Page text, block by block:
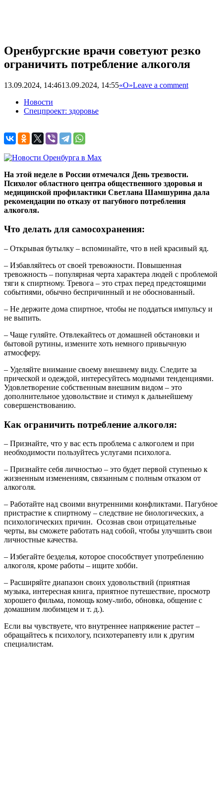
Оренбургские врачи советуют резко
ограничить потребление алкоголя
13.09.2024, 14:4613.09.2024, 14:55«О»Leave a comment
Новости
Спецпроект: здоровье
На этой неделе в России отмечался День трезвости.
Психолог областного центра общественного здоровья и
медицинской профилактики Светлана Шамшурина дала
рекомендации по отказу от пагубного потребления
алкоголя.
Что делать для самосохранения:
– Открывая бутылку – вспоминайте, что в ней красивый яд.
– Избавляйтесь от своей тревожности. Повышенная
тревожность – популярная черта характера людей с проблемой
тяги к спиртному. Тревога – это страх перед предстоящими
событиями, обычно беспричинный и не обоснованный.
– Не держите дома спиртное, чтобы не поддаться импульсу и
не выпить.
– Чаще гуляйте. Отвлекайтесь от домашней обстановки и
бытовой рутины, измените хоть немного привычную
атмосферу.
– Уделяйте внимание своему внешнему виду. Следите за
прической и одеждой, интересуйтесь модными тенденциями.
Удовлетворение собственным внешним видом – это
дополнительное удовольствие и стимул к дальнейшему
совершенствованию.
Как ограничить потребление алкоголя:
– Признайте, что у вас есть проблема с алкоголем и при
необходимости пользуйтесь услугами психолога.
– Признайте себя личностью – это будет первой ступенью к
жизненным изменениям, связанным с полным отказом от
алкоголя.
– Работайте над своими внутренними конфликтами. Пагубное
пристрастие к спиртному – следствие не биологических, а
психологических причин. Осознав свои отрицательные
черты, вы сможете работать над собой, чтобы улучшить свои
личностные качества.
– Избегайте безделья, которое способствует употреблению
алкоголя, кроме работы – ищите хобби.
– Расширяйте диапазон своих удовольствий (приятная
музыка, интересная книга, приятное путешествие, просмотр
хорошего фильма, помощь кому-либо, обновка, общение с
домашним любимцем и т. д.).
Если вы чувствуете, что внутреннее напряжение растет –
обращайтесь к психологу, психотерапевту или к другим
специалистам.